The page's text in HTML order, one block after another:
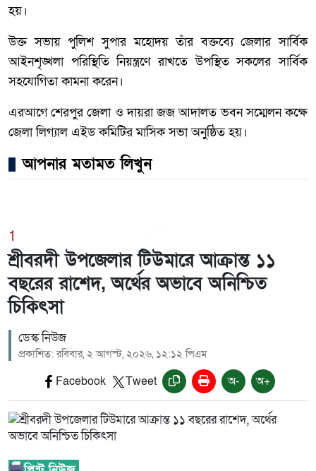
হয়।
উক্ত সভায় পুলিশ সুপার মহোদয় তাঁর বক্তব্যে জেলার সার্বিক
আইনশৃঙ্খলা পরিস্থিতি নিয়ন্ত্রণে রাখতে উপস্থিত সকলের সার্বিক
সহযোগিতা কামনা করেন।
এরআগে শেরপুর জেলা ও দায়রা জজ আদালত ভবন সম্মেলন কক্ষে
জেলা লিগ্যাল এইড কমিটির মাসিক সভা অনুষ্ঠিত হয়।
আপনার মতামত লিখুন
1
শ্রীবরদী উপজেলার টিউমারে আক্রান্ত ১১
বছরের রাশেদ, অর্থের অভাবে অনিশ্চিত
চিকিৎসা
ডেস্ক নিউজ
প্রকাশিত: রবিবার, ২ আগস্ট, ২০২৬, ১২:১২ পিএম
Facebook Tweet অ- অ+